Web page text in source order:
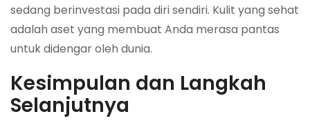
sedang berinvestasi pada diri sendiri. Kulit yang sehat
adalah aset yang membuat Anda merasa pantas
untuk didengar oleh dunia.
Kesimpulan dan Langkah
Selanjutnya